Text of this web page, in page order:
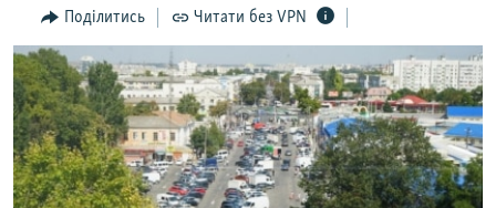
ВСЕ ЗА ДЕНЬ
СПЕЦПРОЕКТИ
ДЕПОРТАЦІЯ
ВІДЕОУРОКИ «ELIFBE»
СВІДЧЕННЯ ОКУПАЦІЇ
ЯК ОБІЙТИ БЛОКУВАННЯ
Русский
Qırımtatar
Поділитись Читати без VPN